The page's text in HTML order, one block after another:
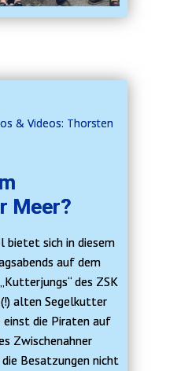
& Videos: Thorsten
Meer?
bietet sich in diesem
auf dem
des ZSK
alten Segelkutter
einst die Piraten auf
Zwischenahner
Besatzungen nicht